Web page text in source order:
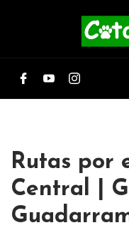
Rutas por
Central |